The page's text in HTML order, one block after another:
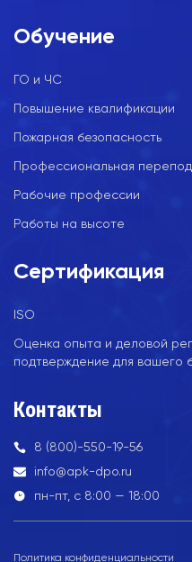
Обучение
ГО и ЧС
Повышение квалификации
Пожарная безопасность
Профессиональная
Рабочие профессии
Работы на высоте
Сертификация
ISO
Оценка опыта и деловой
подтверждение для вашего
Контакты
8 (800)-550-19-56
info@apk-dpo.ru
пн-пт, с 8:00 — 18:00
Политика конфиденциальности